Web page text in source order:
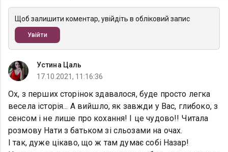
Щоб залишити коментар, увійдіть в обліковий запис
Увійти
Устина Цаль
17.10.2021, 11:16:36
Ох, з перших сторінок здавалося, буде просто легка
весела історія... А вийшло, як завжди у Вас, глибоко, з
сенсом і не лише про кохання! І це чудово!! Читала
розмову Нати з батьком зі сльозами на очах.
І так, дуже цікаво, що ж там думає собі Назар!